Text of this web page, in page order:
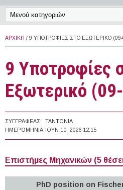
ΑΡΧΙΚΉ / 9 ΥΠΟΤΡΟΦΊΕΣ ΣΤΟ ΕΞΩΤΕΡΙΚΌ (09-
9 Υποτροφίες
Εξωτερικό
ΣΥΓΓΡΑΦΈΑΣ:
TANTONIA
ΗΜΕΡΟΜΗΝΊΑ: ΙΟΥΝ 10, 2026 12:15
Επιστήμες Μηχανικών (5
PhD position on